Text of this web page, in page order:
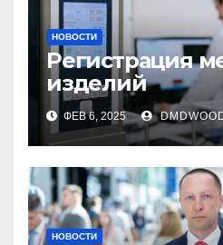
НОВОСТИ
Регистрация
изделий
ФЕВ 6, 2025
НОВОСТИ